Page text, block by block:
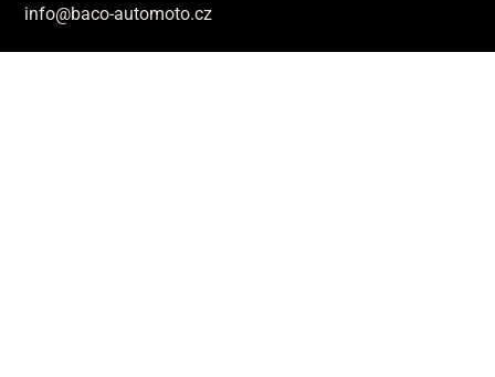
info@baco-automoto.cz